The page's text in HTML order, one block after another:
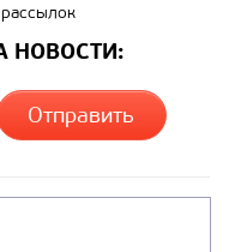
НОВОСТИ: